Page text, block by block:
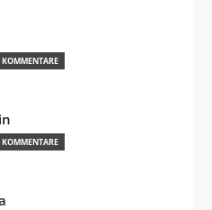
KOMMENTARE
KOMMENTARE